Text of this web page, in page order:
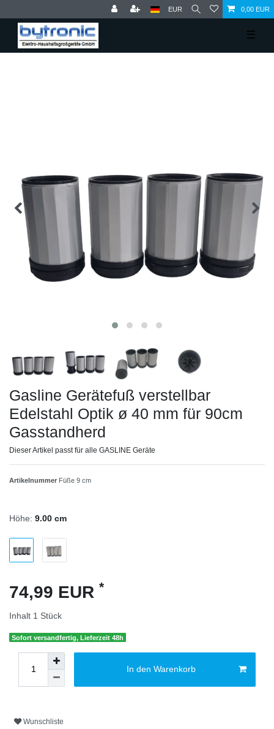
EUR 0,00 EUR
☰
Gasline Gerätefuß verstellbar
Edelstahl Optik ø 40 mm für 90cm
Gasstandherd
Dieser Artikel passt für alle GASLINE Geräte
Artikelnummer Füße 9 cm
Höhe: 9.00 cm
74,99 EUR *
Inhalt 1 Stück
Sofort versandfertig, Lieferzeit 48h
In den Warenkorb
Wunschliste